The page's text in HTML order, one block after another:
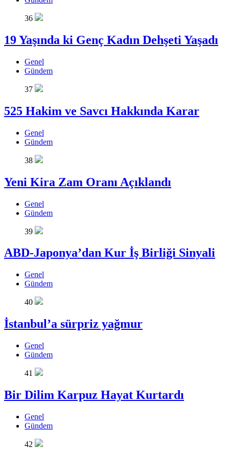
36
19 Yaşında ki Genç Kadın Dehşeti Yaşadı
Genel
Gündem
37
525 Hakim ve Savcı Hakkında Karar
Genel
Gündem
38
Yeni Kira Zam Oranı Açıklandı
Genel
Gündem
39
ABD-Japonya’dan Kur İş Birliği Sinyali
Genel
Gündem
40
İstanbul’a sürpriz yağmur
Genel
Gündem
41
Bir Dilim Karpuz Hayat Kurtardı
Genel
Gündem
42